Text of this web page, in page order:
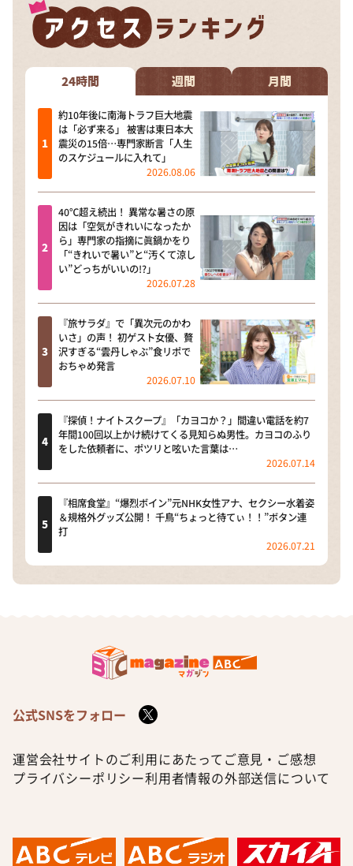
24時間 週間 月間
約10年後に南海トラフ巨大地震
は「必ず来る」 被害は東日本大
震災の15倍…専門家断言「人生
のスケジュールに入れて」
2026.08.06
40℃超え続出！ 異常な暑さの原
因は「空気がきれいになったか
ら」専門家の指摘に眞鍋かをり
「“きれいで暑い”と“汚くて涼し
い”どっちがいいの!?」
2026.07.28
『旅サラダ』で「異次元のかわ
いさ」の声！ 初ゲスト女優、贅
沢すぎる“雲丹しゃぶ”食リポで
おちゃめ発言
2026.07.10
『探偵！ナイトスクープ』「カヨコか？」間違い電話を約7
年間100回以上かけ続けてくる見知らぬ男性。カヨコのふり
をした依頼者に、ポツリと呟いた言葉は…
2026.07.14
『相席食堂』“爆烈ボイン”元NHK女性アナ、セクシー水着姿
＆規格外グッズ公開！ 千鳥“ちょっと待てぃ！！”ボタン連
打
2026.07.21
公式SNSをフォロー
運営会社サイトのご利用にあたって ご意見・ご感想
プライバシーポリシー利用者情報の外部送信について